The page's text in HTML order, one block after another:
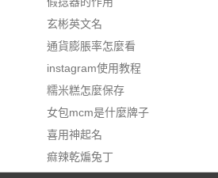
玄彬英文名
通貨膨脹率怎麼看
instagram使用教程
糯米糕怎麼保存
女包mcm是什麼牌子
喜用神起名
痲辣乾煸兔丁